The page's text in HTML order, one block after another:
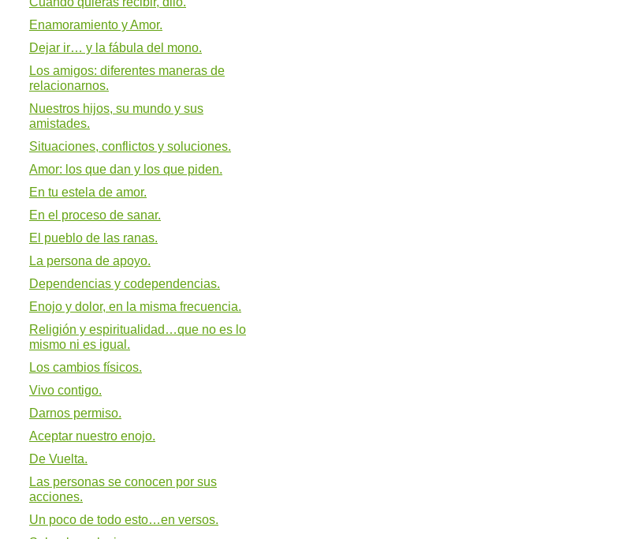
Enamoramiento y Amor.
Dejar ir… y la fábula del mono.
Los amigos: diferentes maneras de
relacionarnos.
Nuestros hijos, su mundo y sus
amistades.
Situaciones, conflictos y soluciones.
Amor: los que dan y los que piden.
En tu estela de amor.
En el proceso de sanar.
El pueblo de las ranas.
La persona de apoyo.
Dependencias y codependencias.
Enojo y dolor, en la misma frecuencia.
Religión y espiritualidad…que no es lo
mismo ni es igual.
Los cambios físicos.
Vivo contigo.
Darnos permiso.
Aceptar nuestro enojo.
De Vuelta.
Las personas se conocen por sus
acciones.
Un poco de todo esto…en versos.